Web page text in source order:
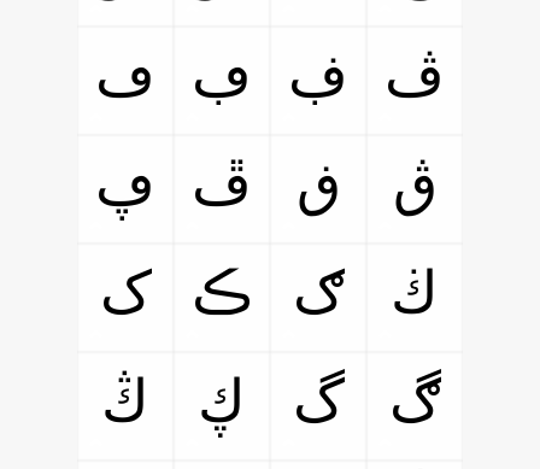
ڡ
ڢ ڣ
ڤ
ڥ
ڦ ڧ
ڨ
ک
ڪ ګ
ڬ
ڭ
ڮ گ
ڰ